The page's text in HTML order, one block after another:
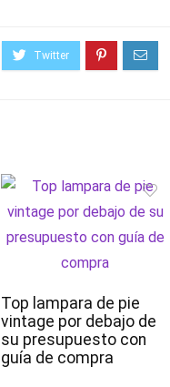
Top lampara de pie
vintage por debajo de
su presupuesto con
guía de compra